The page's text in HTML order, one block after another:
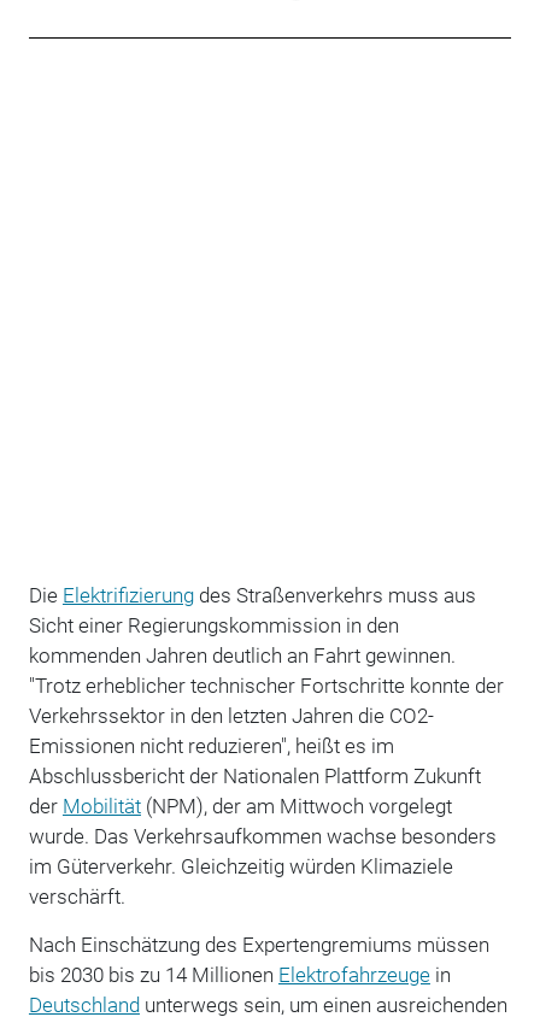
Die Elektrifizierungdes Straßenverkehrs muss aus
Sicht einer Regierungskommission in den
kommenden Jahren deutlich an Fahrt gewinnen.
"Trotz erheblicher technischer Fortschritte konnte der
Verkehrssektor in den letzten Jahren die CO2-
Emissionen nicht reduzieren", heißt es im
Abschlussbericht der Nationalen Plattform Zukunft
der Mobilität(NPM), der am Mittwoch vorgelegt
wurde. Das Verkehrsaufkommen wachse besonders
im Güterverkehr. Gleichzeitig würden Klimaziele
verschärft.
Nach Einschätzung des Expertengremiums müssen
bis 2030 bis zu 14 Millionen Elektrofahrzeugein
Deutschlandunterwegs sein, um einen ausreichenden